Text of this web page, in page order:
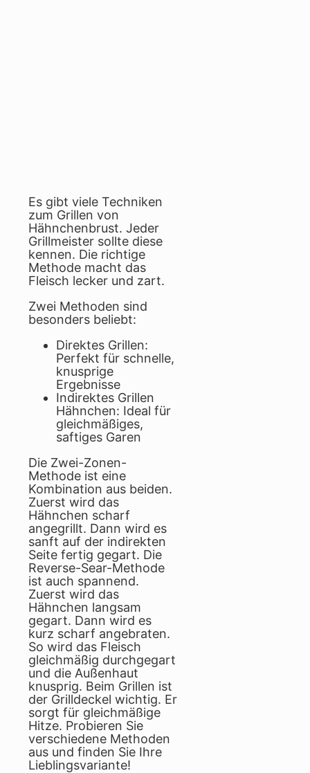
Es gibt viele Techniken
zum Grillen von
Hähnchenbrust. Jeder
Grillmeister sollte diese
kennen. Die richtige
Methode macht das
Fleisch lecker und zart.
Zwei Methoden sind
besonders beliebt:
Direktes Grillen:
Perfekt für schnelle,
knusprige
Ergebnisse
Indirektes Grillen
Hähnchen: Ideal für
gleichmäßiges,
saftiges Garen
Die Zwei-Zonen-
Methode ist eine
Kombination aus beiden.
Zuerst wird das
Hähnchen scharf
angegrillt. Dann wird es
sanft auf der indirekten
Seite fertig gegart. Die
Reverse-Sear-Methode
ist auch spannend.
Zuerst wird das
Hähnchen langsam
gegart. Dann wird es
kurz scharf angebraten.
So wird das Fleisch
gleichmäßig durchgegart
und die Außenhaut
knusprig. Beim Grillen ist
der Grilldeckel wichtig. Er
sorgt für gleichmäßige
Hitze. Probieren Sie
verschiedene Methoden
aus und finden Sie Ihre
Lieblingsvariante!